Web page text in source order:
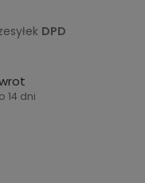
DPD
14 dni